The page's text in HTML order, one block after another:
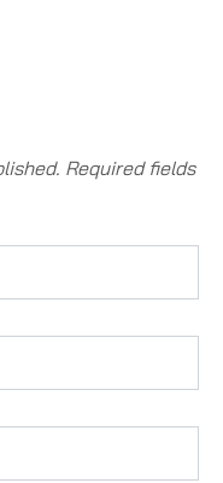
Required fields